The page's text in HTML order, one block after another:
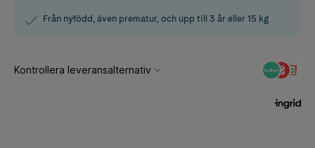
Från nyfödd, även prematur, och upp till 3 år eller 15 kg